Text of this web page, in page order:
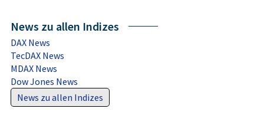
News zu allen Indizes
DAX News
TecDAX News
MDAX News
Dow Jones News
News zu allen Indizes